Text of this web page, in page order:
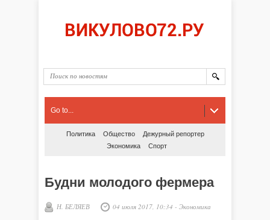
Go to...
Политика Общество
Дежурный репортер
Экономика
Спорт
Будни молодого фермера
Н. БЕЛЯЕВ 04 июля 2017, 10:34 - Экономика